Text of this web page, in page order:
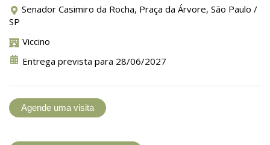
Senador Casimiro da Rocha, Praça da Árvore, São Paulo /
SP
Viccino
Entrega prevista para 28/06/2027
Agende uma visita